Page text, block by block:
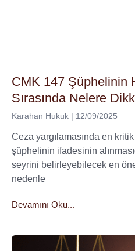
CMK 147 Şüphelinin
Sırasında Nelere
Karahan Hukuk 12/09/2025
Ceza yargılamasında en
şüphelinin ifadesinin
seyrini belirleyebilecek en
nedenle
Devamını Oku...